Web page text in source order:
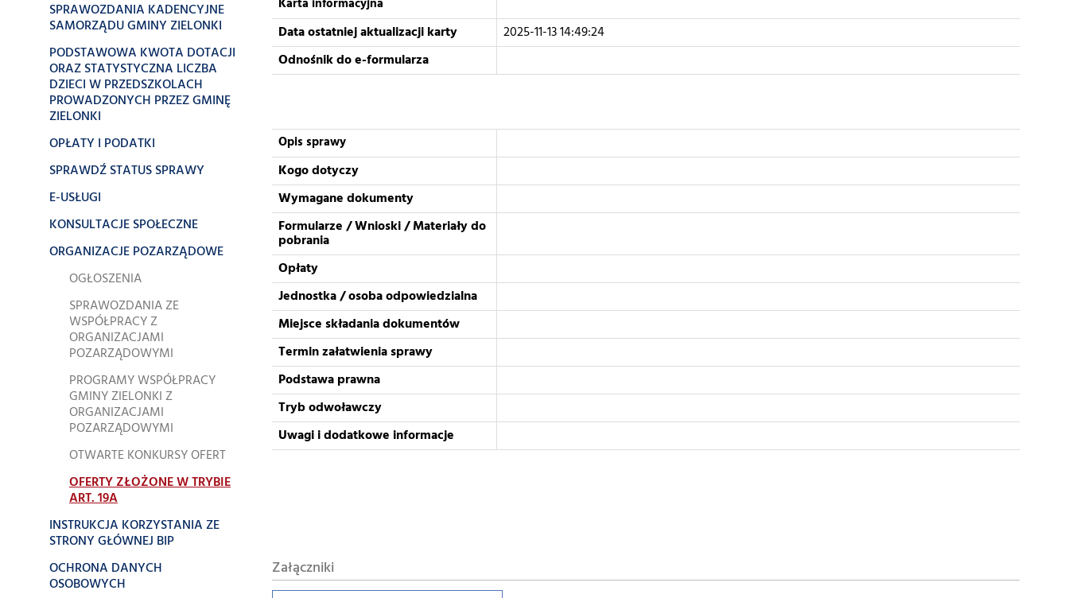
SPRAWOZDANIA KADENCYJNE
SAMORZĄDU GMINY ZIELONKI
PODSTAWOWA KWOTA DOTACJI
ORAZ STATYSTYCZNA LICZBA
DZIECI W PRZEDSZKOLACH
PROWADZONYCH PRZEZ GMINĘ
ZIELONKI
OPŁATY I PODATKI
SPRAWDŹ STATUS SPRAWY
E-USŁUGI
KONSULTACJE SPOŁECZNE
ORGANIZACJE POZARZĄDOWE
OGŁOSZENIA
SPRAWOZDANIA ZE
WSPÓŁPRACY Z
ORGANIZACJAMI
POZARZĄDOWYMI
PROGRAMY WSPÓŁPRACY
GMINY ZIELONKI Z
ORGANIZACJAMI
POZARZĄDOWYMI
OTWARTE KONKURSY OFERT
OFERTY ZŁOŻONE W TRYBIE
ART. 19A
INSTRUKCJA KORZYSTANIA ZE
STRONY GŁÓWNEJ BIP
OCHRONA DANYCH
OSOBOWYCH
Karta informacyjna
Data ostatniej aktualizacji karty
2025-11-13 14:49:24
Odnośnik do e-formularza
Opis sprawy
Kogo dotyczy
Wymagane dokumenty
Formularze / Wnioski / Materiały do
pobrania
Opłaty
Jednostka / osoba odpowiedzialna
Miejsce składania dokumentów
Termin załatwienia sprawy
Podstawa prawna
Tryb odwoławczy
Uwagi i dodatkowe informacje
Załączniki